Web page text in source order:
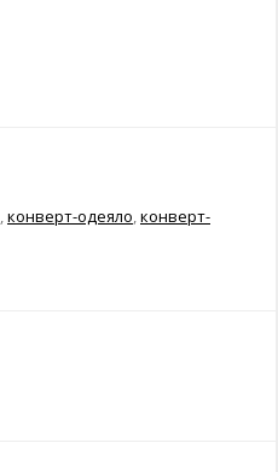
,конверт-одеяло,конверт-